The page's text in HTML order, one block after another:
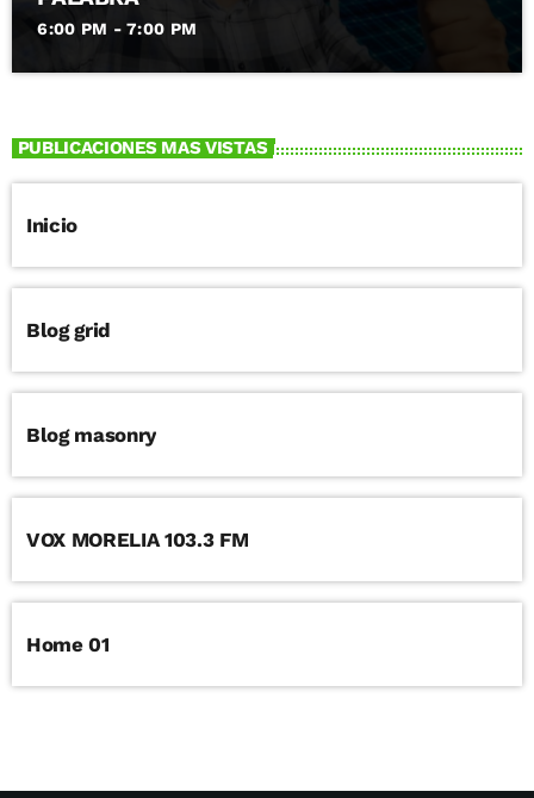
6:00 PM - 7:00 PM
PUBLICACIONES MAS VISTAS
Inicio
Blog grid
Blog masonry
VOX MORELIA 103.3 FM
Home 01